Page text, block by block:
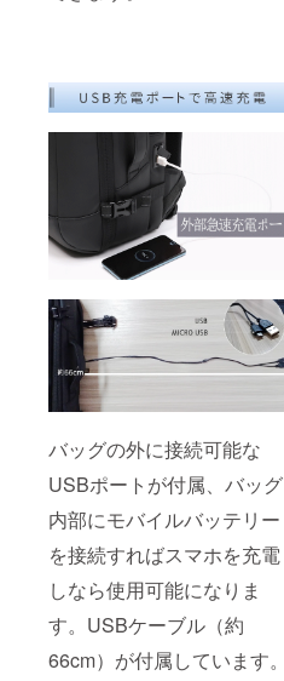
バッグの外に接続可能な
USBポートが付属、バッグ
内部にモバイルバッテリー
を接続すればスマホを充電
しなら使用可能になりま
す。USBケーブル（約
66cm）が付属しています。